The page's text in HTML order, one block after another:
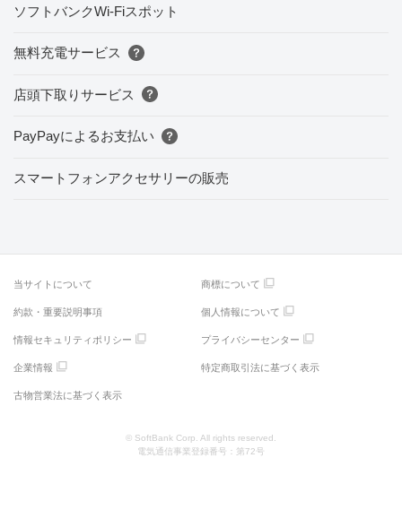
ソフトバンクWi-Fiスポット
無料充電サービス
店頭下取りサービス
PayPayによるお支払い
スマートフォンアクセサリーの販売
当サイトについて 商標について
約款・重要説明事項 個人情報について
情報セキュリティポリシー プライバシーセンター
企業情報 特定商取引法に基づく表示
古物営業法に基づく表示
© SoftBank Corp. All rights reserved.
電気通信事業登録番号：第72号